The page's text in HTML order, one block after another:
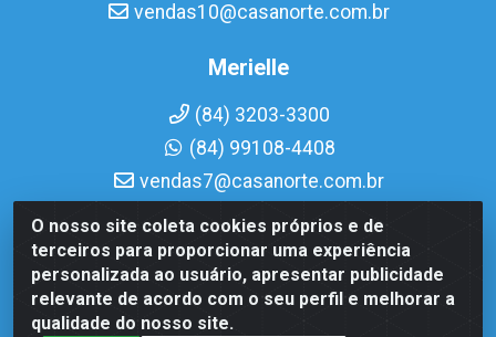
O nosso site coleta cookies próprios e de
terceiros para proporcionar uma experiência
personalizada ao usuário, apresentar publicidade
relevante de acordo com o seu perfil e melhorar a
qualidade do nosso site.
vendas10@casanorte.com.br
Merielle
(84) 3203-3300
(84) 99108-4408
vendas7@casanorte.com.br
Casa Norte LTDA - Av. Interventor Mário Câmara, 1815 -
Dix-Sept Rosado, Natal/RN - CEP 59054-600 - CNPJ
08.713.513/0001-51